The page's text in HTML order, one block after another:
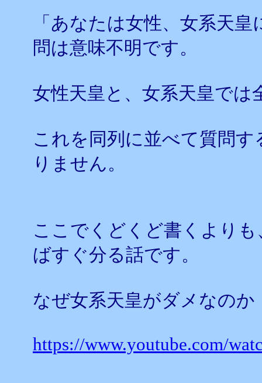
「あなたは女性、女系天
問は意味不明です。
女性天皇と、女系天皇では
これを同列に並べて質問
りません。
ここでくどくど書くより
ばすぐ分る話です。
なぜ女系天皇がダメなの
https://www.youtube.com/